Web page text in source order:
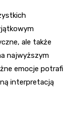
ale także
najwyższym
emocje potrafi
interpretacją